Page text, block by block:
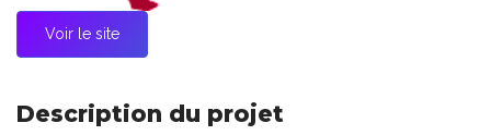
Voir le site
Description du projet